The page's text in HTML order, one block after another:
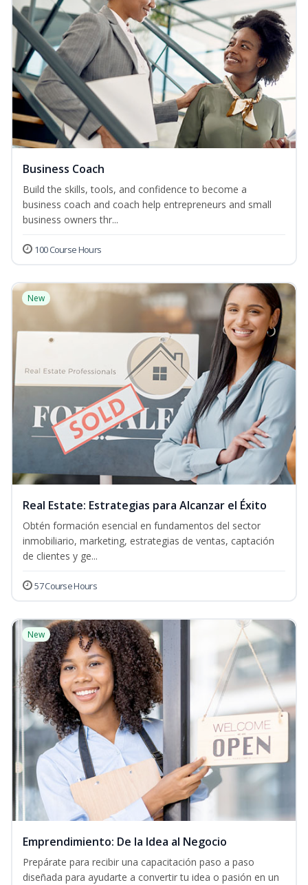
Business Coach
Build the skills, tools, and confidence to become a
business coach and coach help entrepreneurs and small
business owners thr...
100 Course Hours
New
Real Estate: Estrategias para Alcanzar el Éxito
Obtén formación esencial en fundamentos del sector
inmobiliario, marketing, estrategias de ventas, captación
de clientes y ge...
57 Course Hours
New
Emprendimiento: De la Idea al Negocio
Prepárate para recibir una capacitación paso a paso
diseñada para ayudarte a convertir tu idea o pasión en un